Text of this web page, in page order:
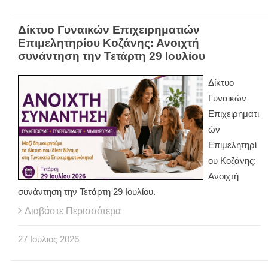
Δίκτυο Γυναικών Επιχειρηματιών
Επιμελητηρίου Κοζάνης: Ανοιχτή
συνάντηση την Τετάρτη 29 Ιουλίου
Δίκτυο
Γυναικών
Επιχειρηματι
ών
Επιμελητηρί
ου Κοζάνης:
Ανοιχτή
συνάντηση την Τετάρτη 29 Ιουλίου.
Διαβάστε Περισσότερα
27 Ιούλιος 2026